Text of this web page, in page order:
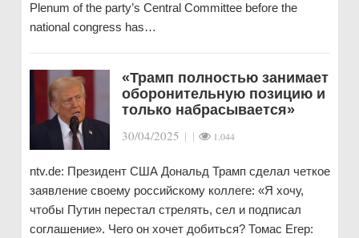
Plenum of the party’s Central Committee before the
national congress has…
«Трамп полностью занимает
оборонительную позицию и
только набрасывается»
30/04/2025 | | 1.044
ntv.de: Президент США Дональд Трамп сделал четкое
заявление своему российскому коллеге: «Я хочу,
чтобы Путин перестал стрелять, сел и подписал
соглашение». Чего он хочет добиться? Томас Егер: